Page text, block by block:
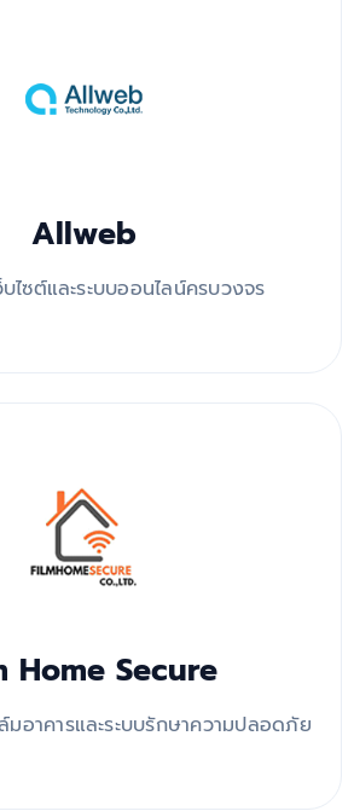
Allweb
บไซต์และระบบออนไลน์ครบวงจร
Home Secure
อาคารและระบบรักษาความปลอดภัย